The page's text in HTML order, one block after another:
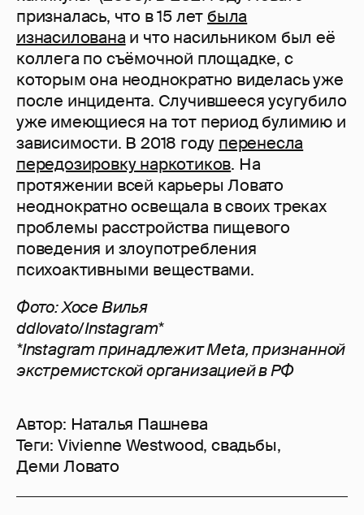
призналась, что в 15 лет была
изнасилована и что насильником был её
коллега по съёмочной площадке, с
которым она неоднократно виделась уже
после инцидента. Случившееся усугубило
уже имеющиеся на тот период булимию и
зависимости. В 2018 году перенесла
передозировку наркотиков. На
протяжении всей карьеры Ловато
неоднократно освещала в своих треках
проблемы расстройства пищевого
поведения и злоупотребления
психоактивными веществами.
Фото: Хосе Вилья
ddlovato/Instagram*
*Instagram принадлежит Meta, признанной
экстремистской организацией в РФ
Автор: Наталья Пашнева
Теги: Vivienne Westwood,свадьбы,
Деми Ловато